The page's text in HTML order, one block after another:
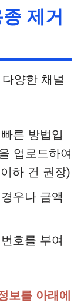
제거
양한 채널
른 방법입
업로드하여
하 건 권장)
우나 금액
호를 부여
보를 아래에